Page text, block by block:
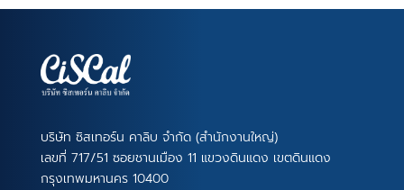
บริษัท ซิสเทอร์น คาลิบ จำกัด (สำนักงานใหญ่)
เลขที่ 717/51 ซอยชานเมือง 11 แขวงดินแดง เขตดินแดง
กรุงเทพมหานคร 10400